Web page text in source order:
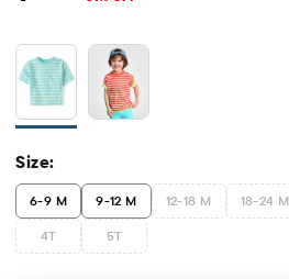
Size:
6-9 M 9-12 M 12-18 M 18-24 M
4T 5T